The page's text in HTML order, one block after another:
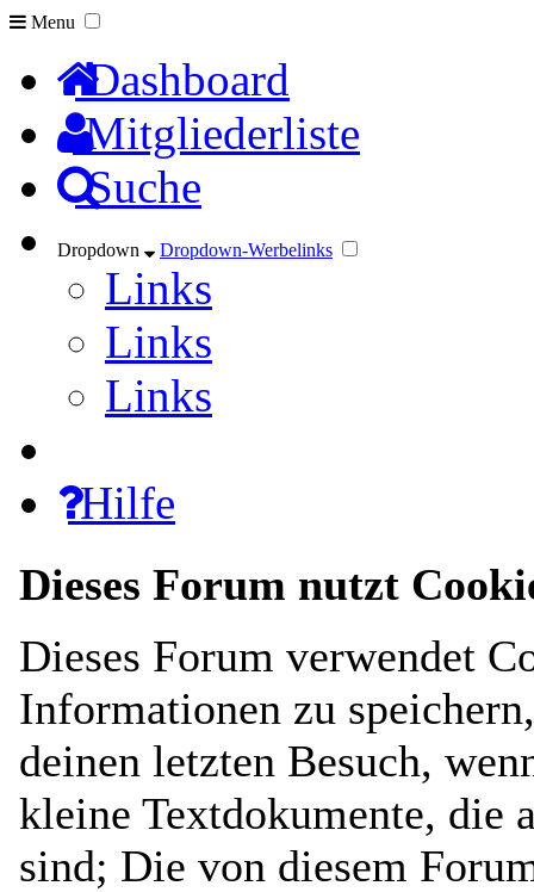
Menu
Dashboard
Mitgliederliste
Suche
Dropdown Dropdown-Werbelinks
Links
Links
Links
Hilfe
Dieses Forum nutzt
Dieses Forum verwendet
Informationen zu
deinen letzten Besuch,
kleine Textdokumente, die
sind; Die von diesem